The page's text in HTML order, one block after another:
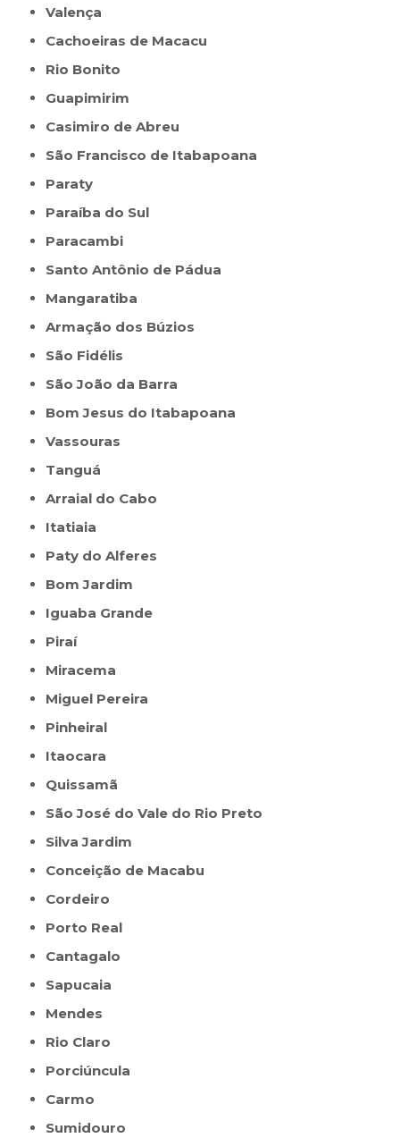
Valença
Cachoeiras de Macacu
Rio Bonito
Guapimirim
Casimiro de Abreu
São Francisco de Itabapoana
Paraty
Paraíba do Sul
Paracambi
Santo Antônio de Pádua
Mangaratiba
Armação dos Búzios
São Fidélis
São João da Barra
Bom Jesus do Itabapoana
Vassouras
Tanguá
Arraial do Cabo
Itatiaia
Paty do Alferes
Bom Jardim
Iguaba Grande
Piraí
Miracema
Miguel Pereira
Pinheiral
Itaocara
Quissamã
São José do Vale do Rio Preto
Silva Jardim
Conceição de Macabu
Cordeiro
Porto Real
Cantagalo
Sapucaia
Mendes
Rio Claro
Porciúncula
Carmo
Sumidouro